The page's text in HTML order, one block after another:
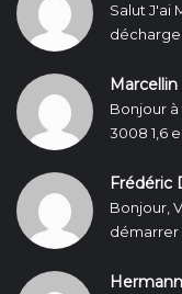
Salut J'ai
décharge
Marcellin
Bonjour
3008 1,6
Frédéric
Bonjour,
démarrer
Hermann